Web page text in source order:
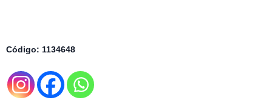
Código: 1134648